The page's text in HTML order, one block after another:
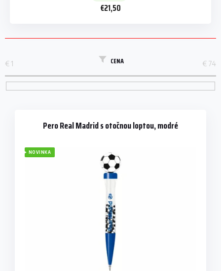
€21,50
CENA
€1 € 74
Pero Real Madrid s otočnou loptou, modré
NOVINKA